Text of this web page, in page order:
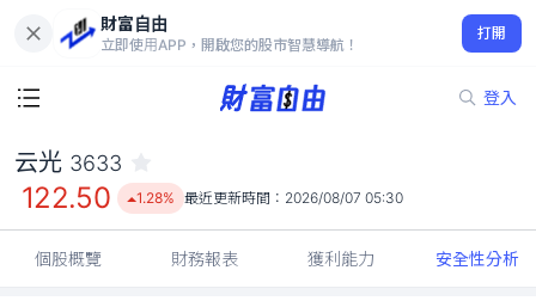
財富自由
立即使用APP，開啟您的股市智慧導航！
打開
登入
122.50
1.28%
云光 3633
122.50 1.28% 最近更新時間： 2026/08/07 05:30
個股概覽 財務報表 獲利能力 安全性分析